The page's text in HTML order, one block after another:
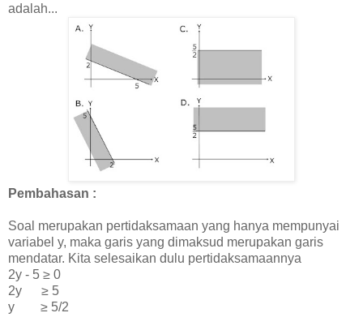
adalah...
Pembahasan :
Soal merupakan pertidaksamaan yang hanya mempunyai
variabel y, maka garis yang dimaksud merupakan garis
mendatar. Kita selesaikan dulu pertidaksamaannya
2y - 5 ≥ 0
2y ≥ 5
y ≥ 5/2